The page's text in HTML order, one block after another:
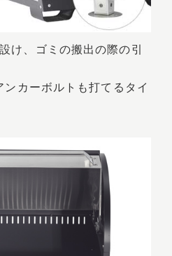
け、ゴミの搬出の際の引
ンカーボルトも打てるタイ